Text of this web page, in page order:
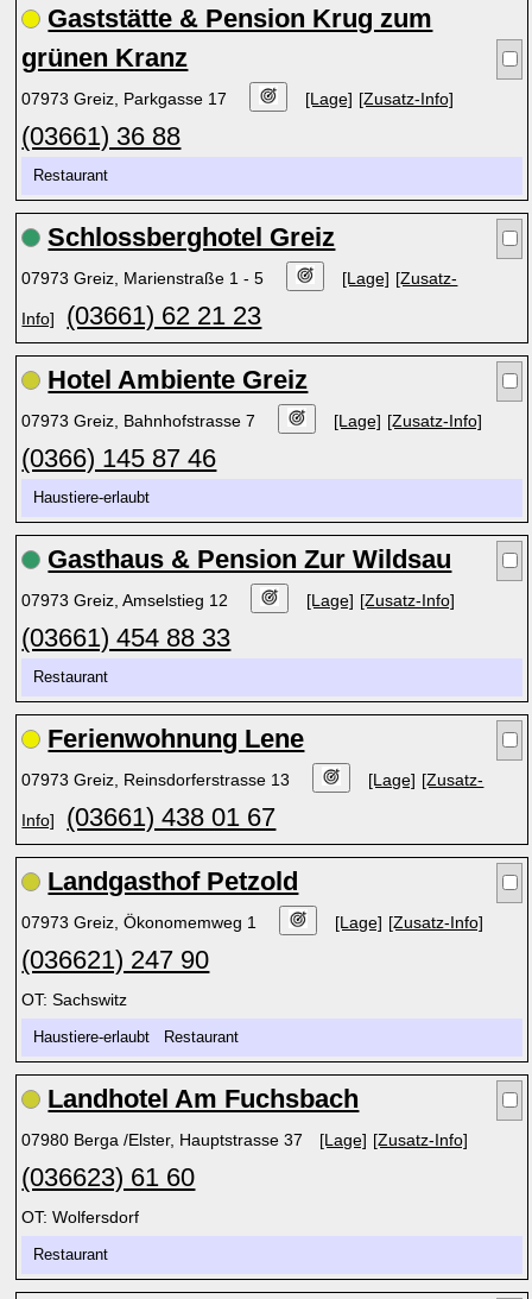
Gaststätte & Pension Krug zum
grünen Kranz
07973 Greiz, Parkgasse 17 [Lage] [Zusatz-Info]
(03661) 36 88
Restaurant
Schlossberghotel Greiz
07973 Greiz, Marienstraße 1 - 5 [Lage] [Zusatz-
Info] (03661) 62 21 23
Hotel Ambiente Greiz
07973 Greiz, Bahnhofstrasse 7 [Lage] [Zusatz-Info]
(0366) 145 87 46
Haustiere-erlaubt
Gasthaus & Pension Zur Wildsau
07973 Greiz, Amselstieg 12 [Lage] [Zusatz-Info]
(03661) 454 88 33
Restaurant
Ferienwohnung Lene
07973 Greiz, Reinsdorferstrasse 13 [Lage] [Zusatz-
Info] (03661) 438 01 67
Landgasthof Petzold
07973 Greiz, Ökonomemweg 1 [Lage] [Zusatz-Info]
(036621) 247 90
OT: Sachswitz
Haustiere-erlaubt Restaurant
Landhotel Am Fuchsbach
07980 Berga /Elster, Hauptstrasse 37 [Lage] [Zusatz-Info]
(036623) 61 60
OT: Wolfersdorf
Restaurant